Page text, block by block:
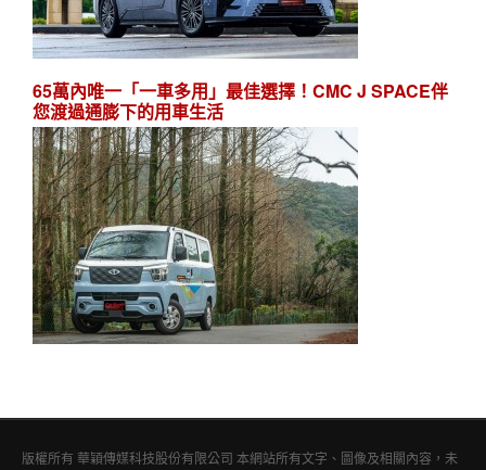
65萬內唯一「一車多用」最佳選擇！CMC J SPACE伴
您渡過通膨下的用車生活
版權所有 華穎傳媒科技股份有限公司 本網站所有文字、圖像及相關內容，未